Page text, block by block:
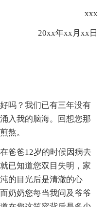
xxx
20xx年xx月xx日
吗？我们已有三年没有
入我的脑海。回想您那
熬。
爸爸12岁的时候因病去
已知道您双目失明，家
的目光后是清澈的心
奶奶您每当我问及爷爷